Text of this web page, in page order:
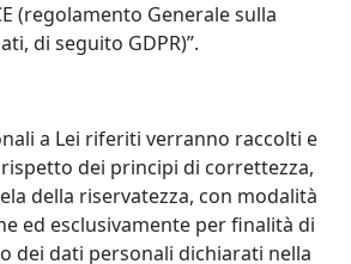
(regolamento Generale sulla
di seguito GDPR)”.
a Lei riferiti verranno raccolti e
dei principi di correttezza,
della riservatezza, con modalità
ed esclusivamente per finalità di
dei dati personali dichiarati nella